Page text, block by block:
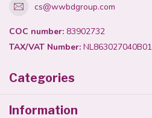
cs@wwbdgroup.com
COC number: 83902732
TAX/VAT Number: NL863027040B01
Categories
Information